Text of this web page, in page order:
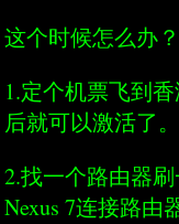
这个时候怎么办？
1.定个机票飞到
后就可以激活了。
2.找一个路由器
Nexus 7连接路由